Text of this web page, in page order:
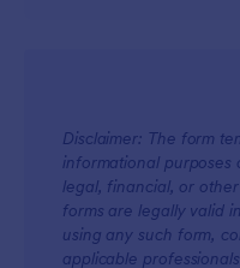
Disclaimer: The form
informational purposes
legal, financial, or
forms are legally valid
using any such form,
applicable